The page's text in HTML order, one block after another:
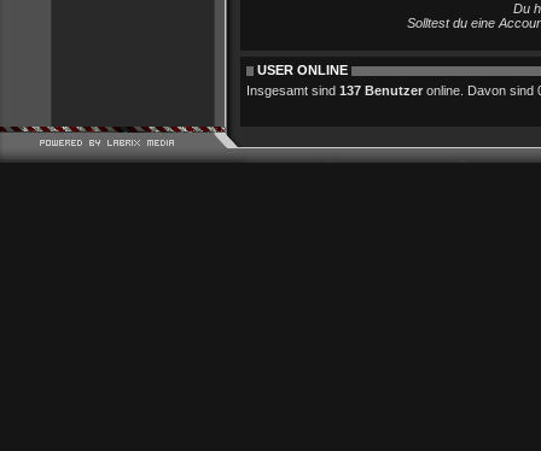
Du
Solltest du eine
USER ONLINE
Insgesamt sind 137 Benutzer online. Davon sind